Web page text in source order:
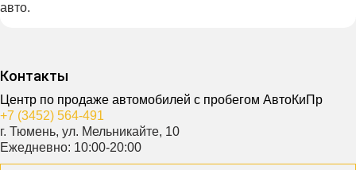
авто.
Контакты
Центр по продаже автомобилей с пробегом АвтоКиПр
+7 (3452) 564-491
г. Тюмень, ул. Мельникайте, 10
Ежедневно: 10:00-20:00